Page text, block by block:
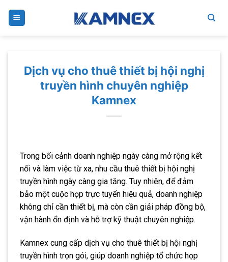
Dịch vụ cho thuê thiết bị hội nghị
truyền hình chuyên nghiệp
Kamnex
Trong bối cảnh doanh nghiệp ngày càng mở rộng kết
nối và làm việc từ xa, nhu cầu thuê thiết bị hội nghị
truyền hình ngày càng gia tăng. Tuy nhiên, để đảm
bảo một cuộc họp trực tuyến hiệu quả, doanh nghiệp
không chỉ cần thiết bị, mà còn cần giải pháp đồng bộ,
vận hành ổn định và hỗ trợ kỹ thuật chuyên nghiệp.
Kamnex cung cấp dịch vụ cho thuê thiết bị hội nghị
truyền hình trọn gói, giúp doanh nghiệp tổ chức họp